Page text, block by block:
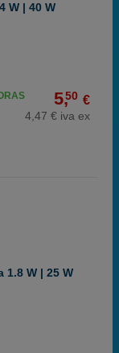
W | 40 W
5,50 €
4,47 € iva ex
1.8 W | 25 W